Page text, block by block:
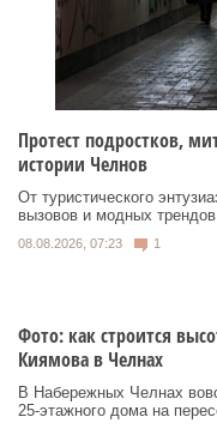
Протест подростков,
истории Челнов
От туристического
вызовов и модных
08.08.2026, 07:23 1
Фото: как строится
Киямова в Челнах
В Набережных Челнах
25‑этажного дома на